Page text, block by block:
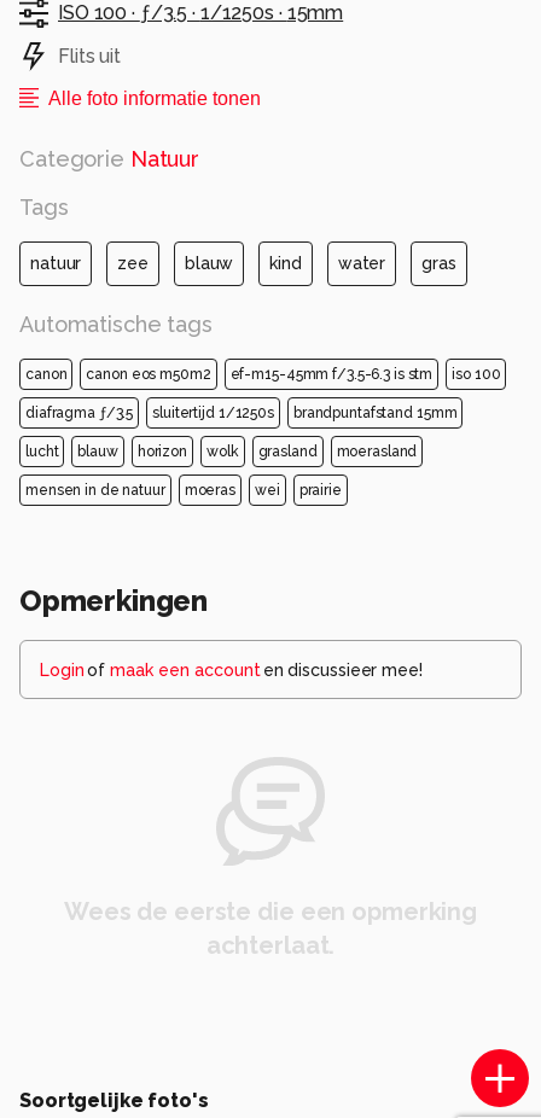
ISO 100 · ƒ/3.5 · 1/1250s · 15mm
Flits uit
Alle foto informatie tonen
Categorie Natuur
Tags
natuur zee blauw kind water gras
Automatische tags
canon canon eos m50m2 ef-m15-45mm f/3.5-6.3 is stm iso 100
diafragma ƒ/3.5 sluitertijd 1/1250s brandpuntafstand 15mm
lucht blauw horizon wolk grasland moerasland
mensen in de natuur moeras wei prairie
Opmerkingen
Loginof maak een account en discussieer mee!
Wees de eerste die een opmerking
achterlaat.
Soortgelijke foto's